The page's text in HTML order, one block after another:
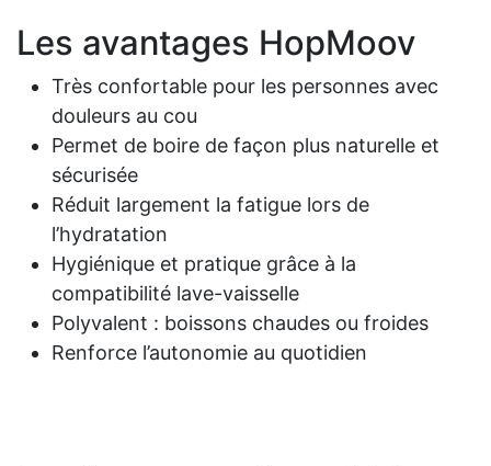
Les avantages HopMoov
Très confortable pour les personnes avec
douleurs au cou
Permet de boire de façon plus naturelle et
sécurisée
Réduit largement la fatigue lors de
l’hydratation
Hygiénique et pratique grâce à la
compatibilité lave-vaisselle
Polyvalent : boissons chaudes ou froides
Renforce l’autonomie au quotidien